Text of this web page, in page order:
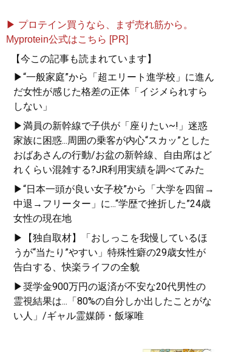
▶ プロテイン買うなら、まず売れ筋から。
Myprotein公式はこちら [PR]
【今この記事も読まれています】
▶“一般家庭”から「超エリート進学校」に進ん
だ女性が感じた格差の正体「イジメられすら
しない」
▶満員の新幹線で子供が「座りたい~!」迷惑
家族に困惑...周囲の乗客が内心“スカッ”とした
おばあさんの行動/お盆の新幹線、自由席はど
れくらい混雑する?JR利用実績を調べてみた
▶“日本一頭が良い女子校”から「大学を四留→
中退→フリーター」に...“学歴で挫折した”24歳
女性の現在地
▶【独自取材】「おしっこを我慢しているほ
うが“当たり”やすい」特殊性癖の29歳女性が
告白する、快楽ライフの全貌
▶奨学金900万円の返済が不安な20代男性の
霊視結果は...「80%の自分しか出したことがな
い人」/ギャル霊媒師・飯塚唯